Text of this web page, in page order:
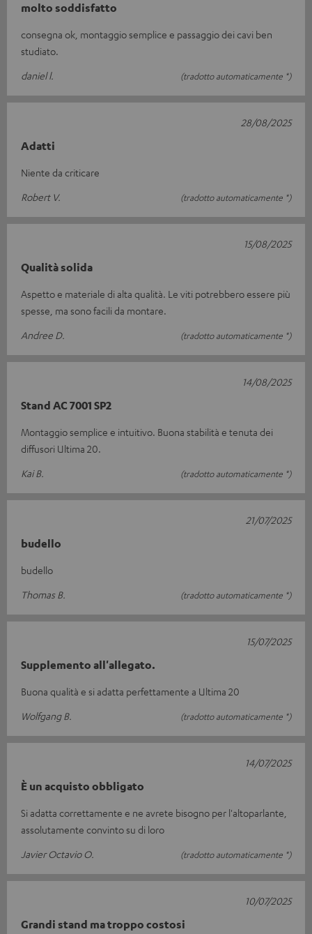
molto soddisfatto
consegna ok, montaggio semplice e passaggio dei cavi ben
studiato.
daniel l.
(tradotto automaticamente *)
Adatti
Niente da criticare
Robert V.
(tradotto automaticamente *)
28/08/2025
Qualità solida
Aspetto e materiale di alta qualità. Le viti potrebbero essere più
spesse, ma sono facili da montare.
Andree D.
(tradotto automaticamente *)
15/08/2025
Stand AC 7001 SP2
Montaggio semplice e intuitivo. Buona stabilità e tenuta dei
diffusori Ultima 20.
Kai B.
(tradotto automaticamente *)
14/08/2025
budello
budello
Thomas B.
(tradotto automaticamente *)
21/07/2025
Supplemento all'allegato.
Buona qualità e si adatta perfettamente a Ultima 20
Wolfgang B.
(tradotto automaticamente *)
15/07/2025
È un acquisto obbligato
Si adatta correttamente e ne avrete bisogno per l'altoparlante,
assolutamente convinto su di loro
Javier Octavio O.
(tradotto automaticamente *)
14/07/2025
Grandi stand ma troppo costosi
10/07/2025